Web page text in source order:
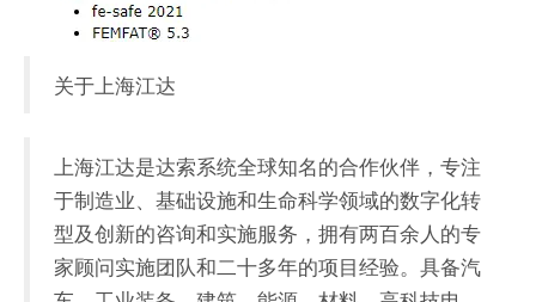
关于上海江达
上海江达是达索系统全球知名的合作伙伴，专注
于制造业、基础设施和生命科学领域的数字化转
型及创新的咨询和实施服务，拥有两百余人的专
家顾问实施团队和二十多年的项目经验。具备汽